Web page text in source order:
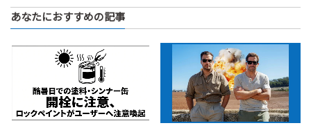
あなたにおすすめの記事